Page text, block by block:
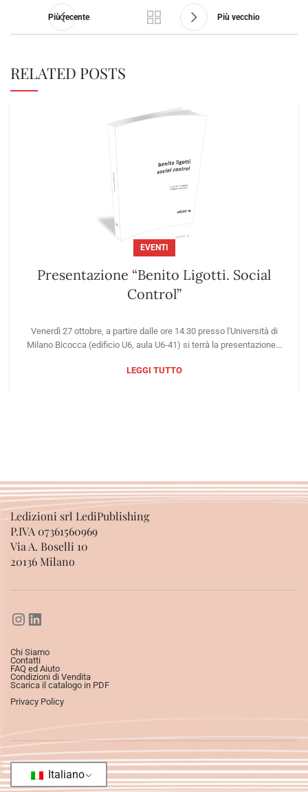
Più recente Più vecchio
RELATED POSTS
EVENTI
Presentazione “Benito Ligotti. Social
Control”
Venerdì 27 ottobre, a partire dalle ore 14.30 presso l'Università di
Milano Bicocca (edificio U6, aula U6-41) si terrà la presentazione...
LEGGI TUTTO
Ledizioni srl LediPublishing
P.IVA 07361560969
Via A. Boselli 10
20136 Milano
Chi Siamo
Contatti
FAQ ed Aiuto
Condizioni di Vendita
Scarica il catalogo in PDF
Privacy Policy
Italiano